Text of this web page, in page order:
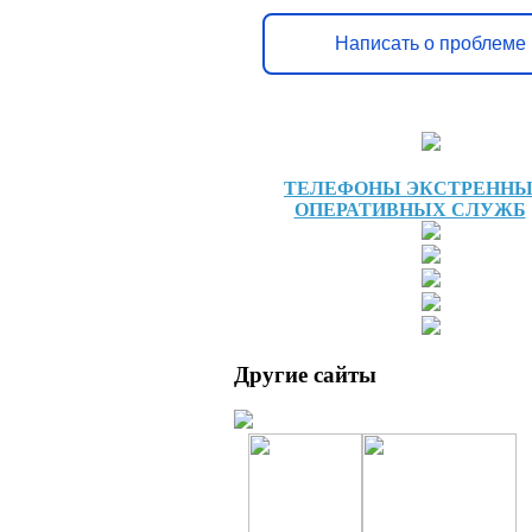
Написать о проблеме
ТЕЛЕФОНЫ
ОПЕРАТИВНЫХ СЛУЖБ
Другие сайты